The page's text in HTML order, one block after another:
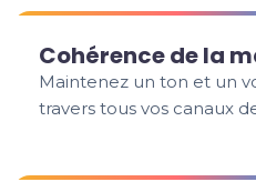
Cohérence de la
Maintenez un ton et un
travers tous vos canaux